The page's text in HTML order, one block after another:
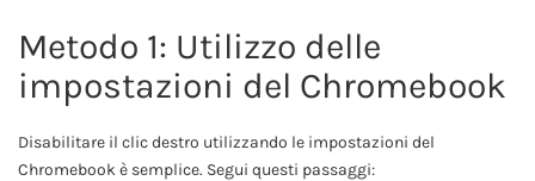
Metodo 1: Utilizzo delle
impostazioni del Chromebook
Disabilitare il clic destro utilizzando le impostazioni del
Chromebook è semplice. Segui questi passaggi: